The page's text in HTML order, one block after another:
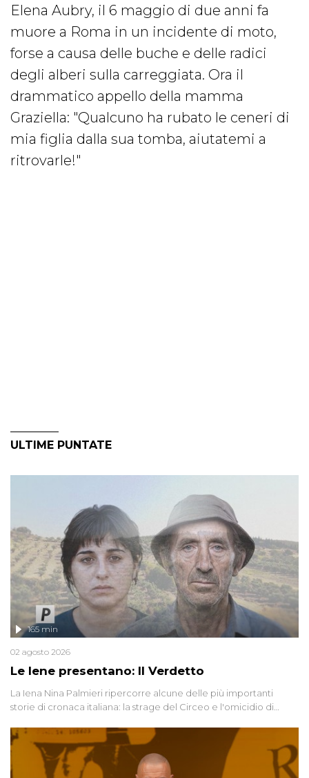
Elena Aubry, il 6 maggio di due anni fa
muore a Roma in un incidente di moto,
forse a causa delle buche e delle radici
degli alberi sulla carreggiata. Ora il
drammatico appello della mamma
Graziella: "Qualcuno ha rubato le ceneri di
mia figlia dalla sua tomba, aiutatemi a
ritrovarle!"
ULTIME PUNTATE
Le Iene presentano: Il Verdetto
165 min
02 agosto 2026
La Iena Nina Palmieri ripercorre alcune delle più importanti
storie di cronaca italiana: la strage del Circeo e l'omicidio di